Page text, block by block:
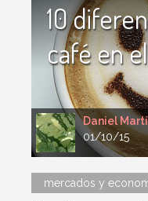
Daniel
01/10/15
10
café en
mercados y